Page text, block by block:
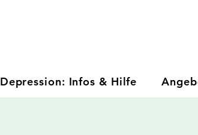
Depression: Infos & Hilfe